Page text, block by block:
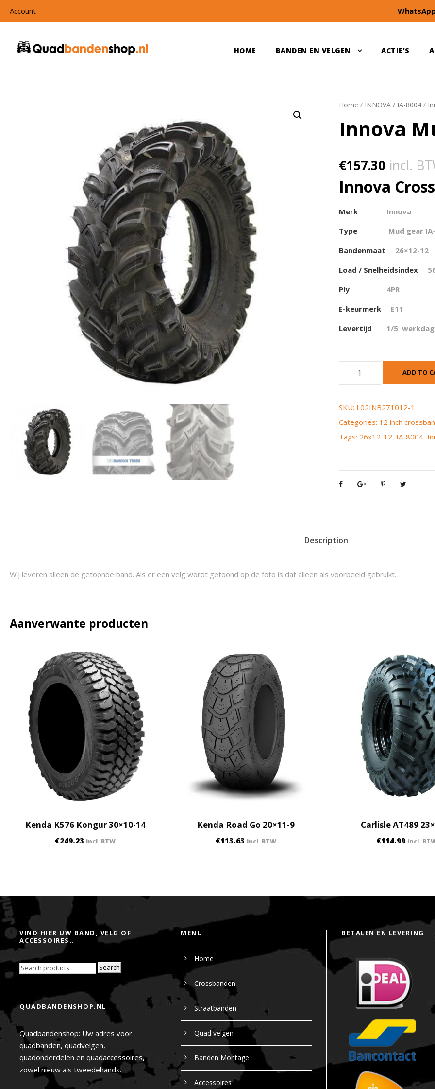
Account
HOME BANDEN EN VELGEN ACTIE’S
Home / INNOVA / IA-8004 /
Innova
€157.30 incl.
Innova
Merk
Innova
Type
Mud gear
Bandenmaat
26×12-12
Load / Snelheidsindex
Ply
4PR
E-keurmerk
E11
Levertijd
1/5
o
a
M
A
0
6
ADD TO
SKU: L02INB271012-1
Categories: 12 inch
Tags: 26x12-12, IA-8004,
Description
Wij leveren alleen de getoonde band. Als er een velg wordt getoond op de foto is dat alleen als voorbeeld gebruikt.
Aanverwante producten
Kenda K576 Kongur 30×10-14
€249.23 incl. BTW
Kenda Road Go 20×11-9
€113.63 incl. BTW
Carlisle AT489
€114.99 incl.
VIND HIER UW BAND, VELG OF
ACCESSOIRES..
Search
QUADBANDENSHOP.NL
Quadbandenshop: Uw adres voor
quadbanden, quadvelgen,
quadonderdelen en quadaccessoires,
zowel nieuw als tweedehands.
MENU
Home
Crossbanden
Straatbanden
Quad velgen
Banden Montage
Accessoires
BETALEN EN LEVERING